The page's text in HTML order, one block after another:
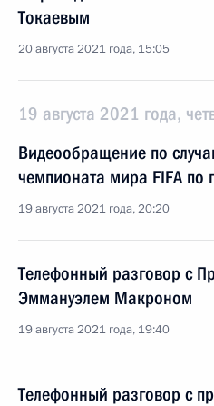
Токаевым
20 августа 2021 года, 15:05
19 августа 2021 года,
Видеообращение по
чемпионата мира FIFA по
19 августа 2021 года, 20:20
Телефонный разговор с
Эммануэлем Макроном
19 августа 2021 года, 19:40
Телефонный разговор с